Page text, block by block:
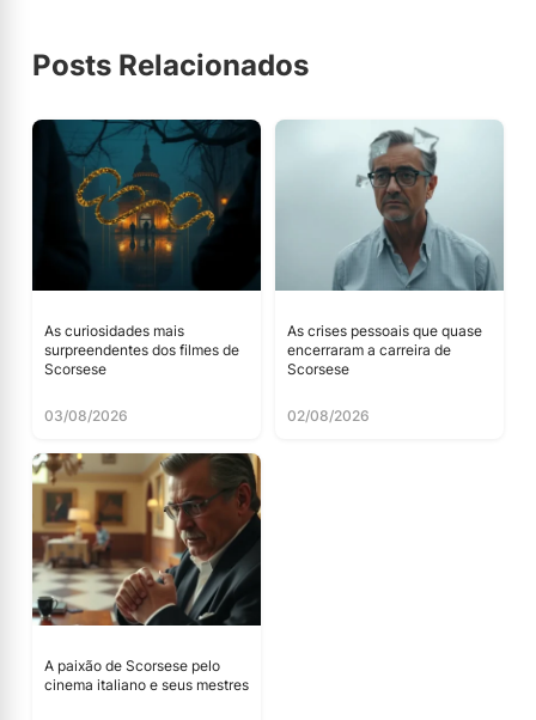
Posts Relacionados
As curiosidades mais
surpreendentes dos filmes de
Scorsese
03/08/2026
As crises pessoais que quase
encerraram a carreira de
Scorsese
02/08/2026
A paixão de Scorsese pelo
cinema italiano e seus mestres